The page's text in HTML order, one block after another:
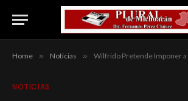
Home » Noticias » Wilfrido Pretende Imponer a Alfonso Cervantes Como
NOTICIAS